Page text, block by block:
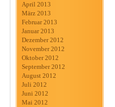
April 2013
März 2013
Februar 2013
Januar 2013
Dezember 2012
November 2012
Oktober 2012
September 2012
August 2012
Juli 2012
Juni 2012
Mai 2012